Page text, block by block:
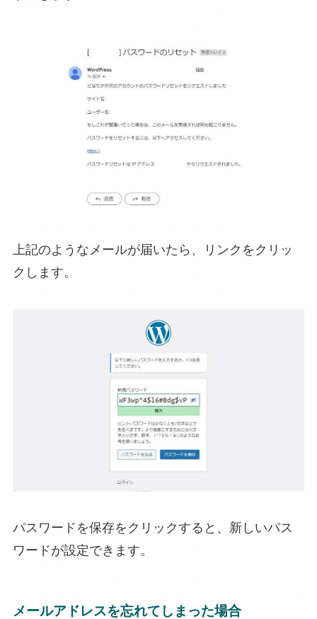
上記のようなメールが届いたら、リンクをクリッ
クします。
パスワードを保存をクリックすると、新しいパス
ワードが設定できます。
メールアドレスを忘れてしまった場合